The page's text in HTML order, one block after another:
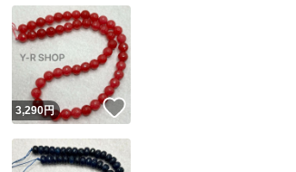
いいね！
3,290円